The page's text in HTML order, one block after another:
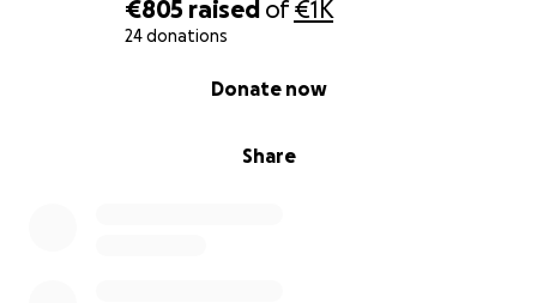
€805 raised of€1K
24 donations
Share
Donate now